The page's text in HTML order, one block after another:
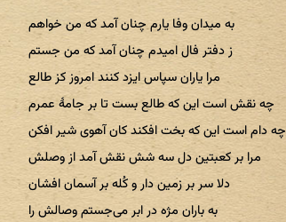
به میدان وفا یارم چنان آمد که من خواهم
ز دفتر فال امیدم چنان آمد که من جستم
مرا یاران سپاس ایزد کنند امروز کز طالع
چه نقش است این که طالع بست تا بر جامهٔ عمرم
چه دام است این که بخت افکند کان آهوی شیر افکن
مرا بر کعبتین دل سه شش نقش آمد از وصلش
دلا سر بر زمین دار و کُله بر آسمان افشان
به باران مژه در ابر می‌جستم وصالش را